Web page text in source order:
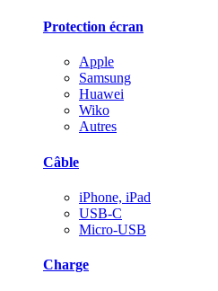
Protection écran
Apple
Samsung
Huawei
Wiko
Autres
Câble
iPhone, iPad
USB-C
Micro-USB
Charge